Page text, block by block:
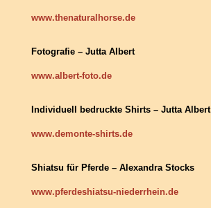
www.thenaturalhorse.de
Fotografie – Jutta Albert
www.albert-foto.de
Individuell bedruckte Shirts – Jutta Albert
www.demonte-shirts.de
Shiatsu für Pferde – Alexandra Stocks
www.pferdeshiatsu-niederrhein.de